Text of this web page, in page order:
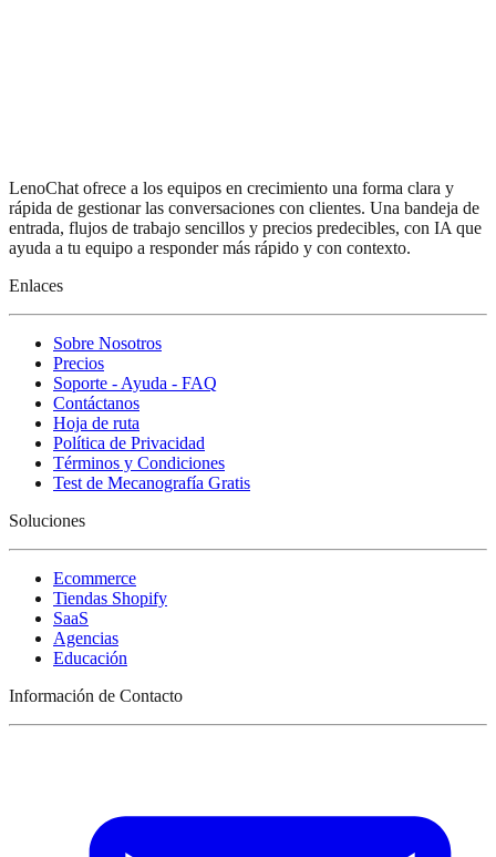
LenoChat ofrece a los equipos en crecimiento una forma clara y
rápida de gestionar las conversaciones con clientes. Una bandeja de
entrada, flujos de trabajo sencillos y precios predecibles, con IA que
ayuda a tu equipo a responder más rápido y con contexto.
Enlaces
Sobre Nosotros
Precios
Soporte - Ayuda - FAQ
Contáctanos
Hoja de ruta
Política de Privacidad
Términos y Condiciones
Test de Mecanografía Gratis
Soluciones
Ecommerce
Tiendas Shopify
SaaS
Agencias
Educación
Información de Contacto